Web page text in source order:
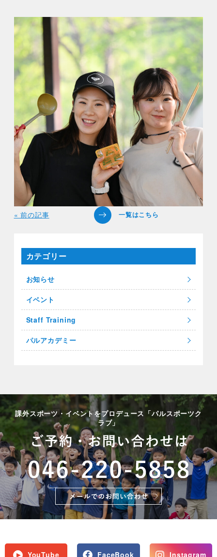
« 前の記事
カテゴリー
お知らせ
イベント
Staff Training
パルアカデミー
課外スポーツ・イベントをプロデュース「パルスポーツク
ラブ」
YouTube FaceBook Instagram